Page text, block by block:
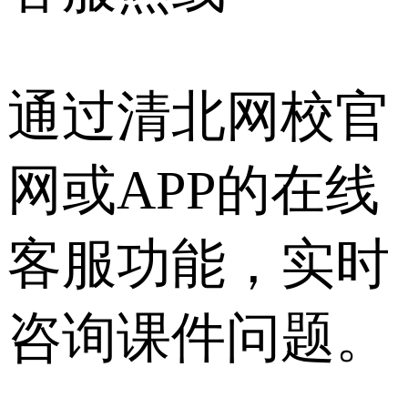
通过清北网校官
网或APP的在线
客服功能，实时
咨询课件问题。